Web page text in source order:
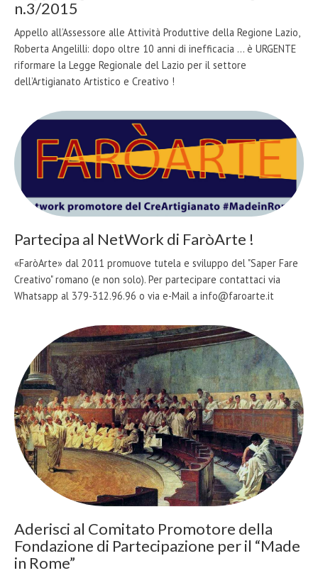
n.3/2015
Appello all’Assessore alle Attività Produttive della Regione Lazio,
Roberta Angelilli: dopo oltre 10 anni di inefficacia ... è URGENTE
riformare la Legge Regionale del Lazio per il settore
dell’Artigianato Artistico e Creativo !
Partecipa al NetWork di FaròArte !
«FaròArte» dal 2011 promuove tutela e sviluppo del "Saper Fare
Creativo" romano (e non solo). Per partecipare contattaci via
Whatsapp al 379-312.96.96 o via e-Mail a info@faroarte.it
Aderisci al Comitato Promotore della
Fondazione di Partecipazione per il “Made
in Rome”